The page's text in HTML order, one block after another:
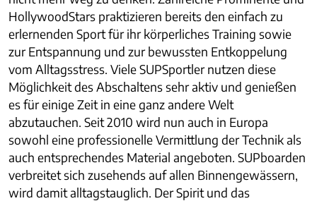
HollywoodStars praktizieren bereits den einfach zu
erlernenden Sport für ihr körperliches Training sowie
zur Entspannung und zur bewussten Entkoppelung
vom Alltagsstress. Viele SUPSportler nutzen diese
Möglichkeit des Abschaltens sehr aktiv und genießen
es für einige Zeit in eine ganz andere Welt
abzutauchen. Seit 2010 wird nun auch in Europa
sowohl eine professionelle Vermittlung der Technik als
auch entsprechendes Material angeboten. SUPboarden
verbreitet sich zusehends auf allen Binnengewässern,
wird damit alltagstauglich. Der Spirit und das